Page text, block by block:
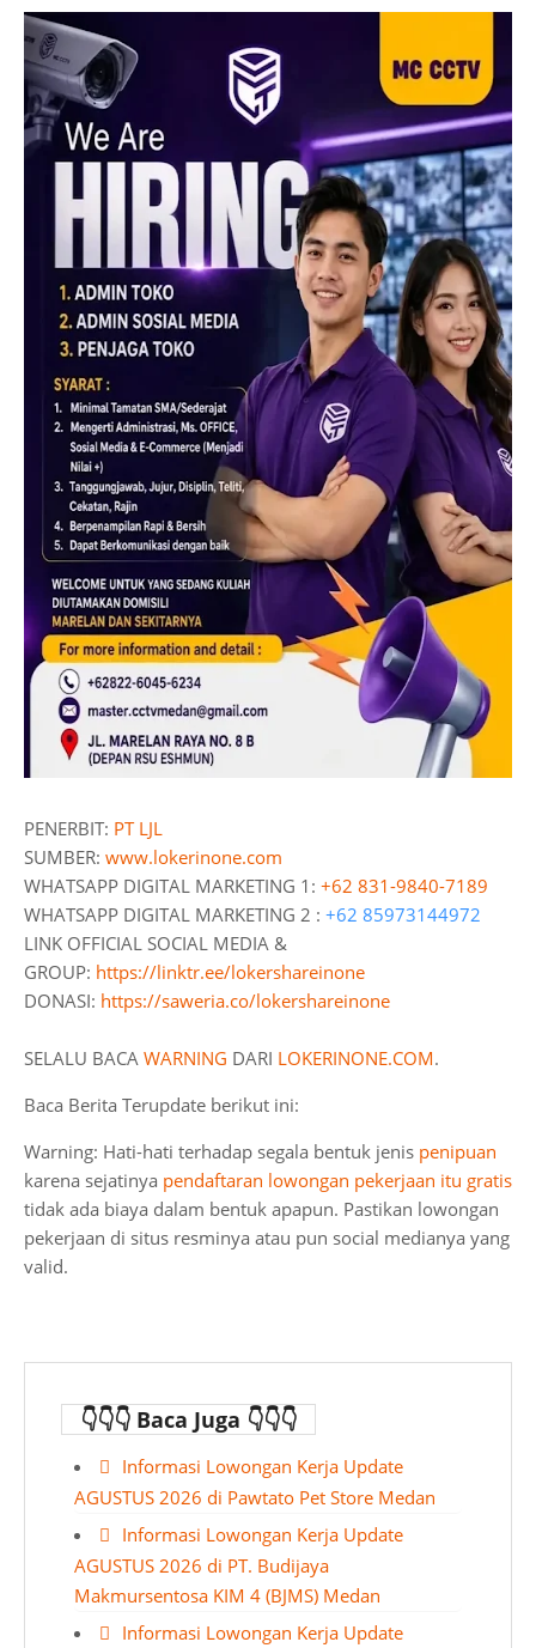
PENERBIT: PT LJL
SUMBER: www.lokerinone.com
WHATSAPP DIGITAL MARKETING 1: +62 831-9840-7189
WHATSAPP DIGITAL MARKETING 2 : +62 85973144972
LINK OFFICIAL SOCIAL MEDIA &
GROUP: https://linktr.ee/lokershareinone
DONASI: https://saweria.co/lokershareinone
SELALU BACA WARNING DARI LOKERINONE.COM.
Baca Berita Terupdate berikut ini:
Warning: Hati-hati terhadap segala bentuk jenis penipuan
karena sejatinya pendaftaran lowongan pekerjaan itu gratis
tidak ada biaya dalam bentuk apapun. Pastikan lowongan
pekerjaan di situs resminya atau pun social medianya yang
valid.
👇👇👇 Baca Juga 👇👇👇
Informasi Lowongan Kerja Update
AGUSTUS 2026 di Pawtato Pet Store Medan
Informasi Lowongan Kerja Update
AGUSTUS 2026 di PT. Budijaya
Makmursentosa KIM 4 (BJMS) Medan
Informasi Lowongan Kerja Update